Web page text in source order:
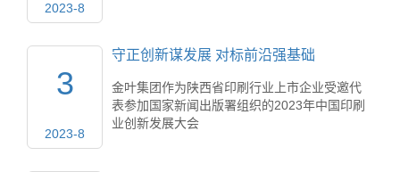
2023-8
3
2023-8
守正创新谋发展 对标前沿强基础
金叶集团作为陕西省印刷行业上市企业受邀代
表参加国家新闻出版署组织的2023年中国印刷
业创新发展大会